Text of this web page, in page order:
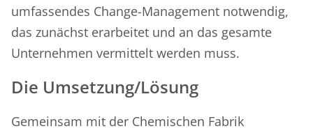
umfassendes Change-Management notwendig,
das zunächst erarbeitet und an das gesamte
Unternehmen vermittelt werden muss.
Die Umsetzung/Lösung
Gemeinsam mit der Chemischen Fabrik